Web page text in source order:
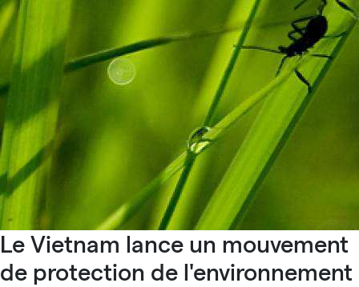
Le Vietnam lance un mouvement
de protection de l'environnement